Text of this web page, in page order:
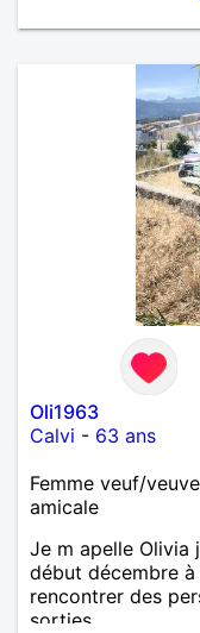
Oli1963
Calvi - 63 ans
Femme veuf/
amicale
Je m apelle Olivia
début décembre
rencontrer des
sorties ..